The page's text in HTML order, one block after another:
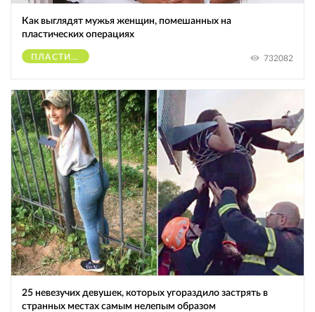
Как выглядят мужья женщин, помешанных на
пластических операциях
ПЛАСТИЧЕСКИЕ ОПЕРАЦИИ 732082
25 невезучих девушек, которых угораздило застрять в
странных местах самым нелепым образом